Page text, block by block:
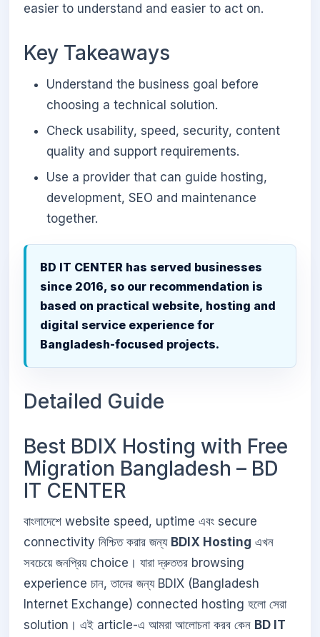
easier to understand and easier to act on.
Key Takeaways
Understand the business goal before
choosing a technical solution.
Check usability, speed, security, content
quality and support requirements.
Use a provider that can guide hosting,
development, SEO and maintenance
together.
BD IT CENTER has served businesses
since 2016, so our recommendation is
based on practical website, hosting and
digital service experience for
Bangladesh-focused projects.
Detailed Guide
Best BDIX Hosting with Free
Migration Bangladesh – BD
IT CENTER
বাংলাদেশে website speed, uptime এবং secure
connectivity নিশ্চিত করার জন্য BDIX Hosting এখন
সবচেয়ে জনপ্রিয় choice। যারা দ্রুততর browsing
experience চান, তাদের জন্য BDIX (Bangladesh
Internet Exchange) connected hosting হলো সেরা
solution। এই article-এ আমরা আলোচনা করব কেন BD IT